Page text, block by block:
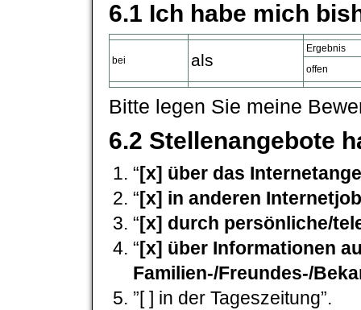
6.1 Ich habe mich
bei als
Ergebnis
offen
Bitte legen Sie meine
6.2 Stellenangebote
“[x] über das
“[x] in anderen
“[x] durch persönliche/
“[x] über Informationen
Familien-/Freundes-/
”[ ] in der Tageszeitung”.